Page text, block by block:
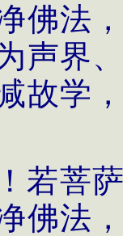
佛法
声界
故学
若菩
佛法